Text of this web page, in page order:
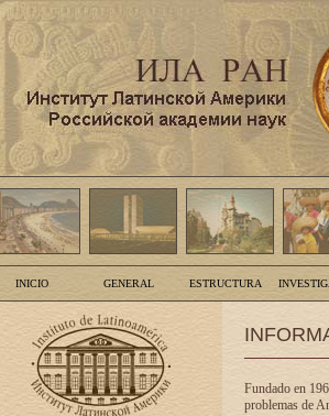
INICIO GENERAL ESTRUCTURA
Fundado en
problemas de